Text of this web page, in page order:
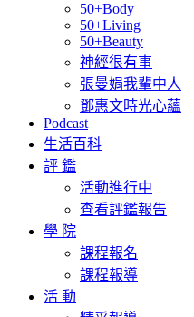
50+Body
50+Living
50+Beauty
神經很有事
張曼娟我輩中人
鄧惠文時光心蘊
Podcast
生活百科
評 鑑
活動進行中
查看評鑑報告
學 院
課程報名
課程報導
活 動